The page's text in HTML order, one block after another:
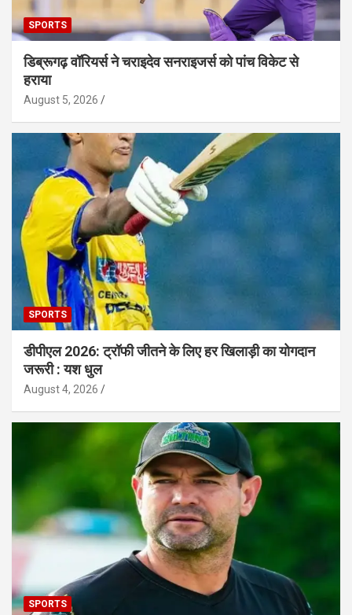
SPORTS
डिब्रूगढ़ वॉरियर्स ने चराइदेव सनराइजर्स को पांच विकेट से
हराया
August 5, 2026
SPORTS
डीपीएल 2026: ट्रॉफी जीतने के लिए हर खिलाड़ी का योगदान
जरूरी : यश धुल
August 4, 2026
SPORTS